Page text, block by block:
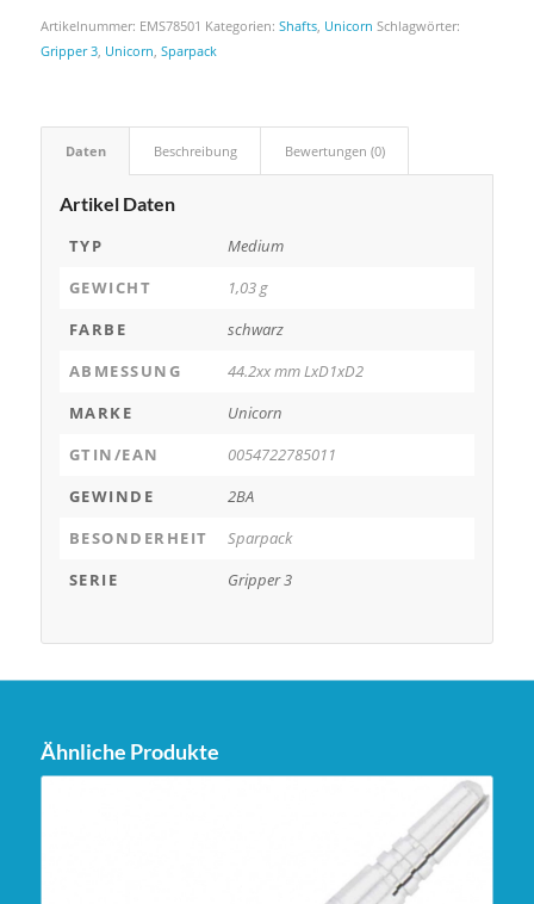
Artikelnummer: EMS78501 Kategorien: Shafts, Unicorn Schlagwörter:
Gripper 3, Unicorn, Sparpack
Daten Beschreibung Bewertungen (0)
Artikel Daten
TYP
Medium
GEWICHT
1,03 g
FARBE
schwarz
ABMESSUNG
44.2xx mm LxD1xD2
MARKE
Unicorn
GTIN/EAN
0054722785011
GEWINDE
2BA
BESONDERHEIT
Sparpack
SERIE
Gripper 3
Ähnliche Produkte